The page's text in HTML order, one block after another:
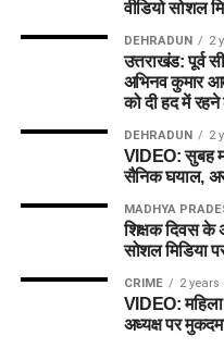
वीडियो सोशल
DEHRADUN 2
उत्तराखंड: पूर्व
अभिनव कुमार
को दी हद में
DEHRADUN 2
VIDEO: सुबह
सैनिक घयाल,
MADHYA
शिक्षक दिवस के
सोशल मिडिया
CRIME 2 years
VIDEO:
अध्यक्ष पर